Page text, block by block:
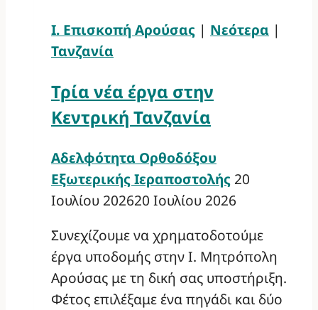
Ι. Επισκοπή Αρούσας | Νεότερα |
Τανζανία
Τρία νέα έργα στην
Κεντρική Τανζανία
Αδελφότητα Ορθοδόξου
Εξωτερικής Ιεραποστολής 20
Ιουλίου 202620 Ιουλίου 2026
Συνεχίζουμε να χρηματοδοτούμε
έργα υποδομής στην Ι. Μητρόπολη
Αρούσας με τη δική σας υποστήριξη.
Φέτος επιλέξαμε ένα πηγάδι και δύο